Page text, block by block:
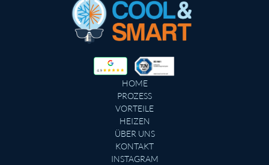
HOME
PROZESS
VORTEILE
HEIZEN
ÜBER UNS
KONTAKT
INSTAGRAM